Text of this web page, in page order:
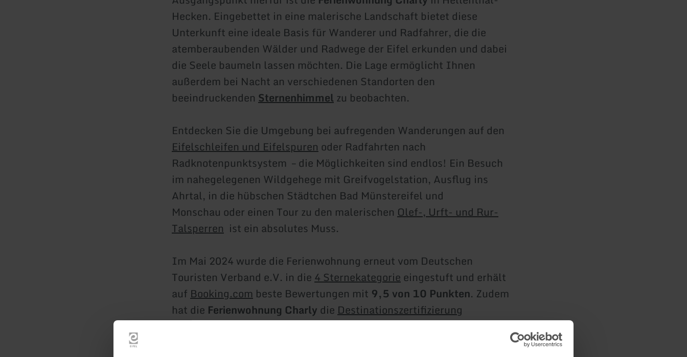
Hecken. Eingebettet in eine malerische Landschaft bietet diese
Unterkunft eine ideale Basis für Wanderer und Radfahrer, die die
atemberaubenden Wälder und Radwege der Eifel erkunden und dabei
die Seele baumeln lassen möchten. Die Lage ermöglicht Ihnen
außerdem bei Nacht an verschiedenen Standorten den
beeindruckenden Sternenhimmelzu beobachten.
Entdecken Sie die Umgebung bei aufregenden Wanderungen auf den
Eifelschleifen und Eifelspurenoder Radfahrten nach
Radknotenpunktsystem – die Möglichkeiten sind endlos! Ein Besuch
im nahegelegenen Wildgehege mit Greifvogelstation, Ausflug ins
Ahrtal, in die hübschen Städtchen Bad Münstereifel und
Monschau oder einen Tour zu den malerischen Olef-, Urft- und Rur-
Talsperren ist ein absolutes Muss.
Im Mai 2024 wurde die Ferienwohnung erneut vom Deutschen
Touristen Verband e.V. in die4 Sternekategorieeingestuft und erhält
aufBooking.com beste Bewertungen mit 9,5 von 10 Punkten. Zudem
hat die Ferienwohnung Charly dieDestinationszertifizierung
Nachhaltiges Reisenerhalten und wurde 2022 von TourCert